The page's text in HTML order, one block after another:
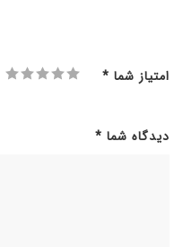
امتیاز شما *
دیدگاه شما *